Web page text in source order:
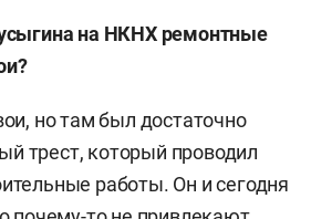
на НКНХ ремонтные
но там был достаточно
трест, который проводил
работы. Он и сегодня